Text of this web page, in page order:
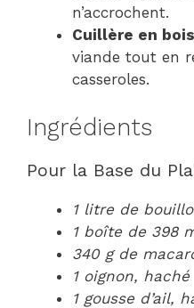
n’accrochent.
Cuillère en bois
viande tout en
casseroles.
Ingrédients
Pour la Base du
1 litre de
1 boîte de 398
340 g de
1 oignon, haché
1 gousse d’ail,